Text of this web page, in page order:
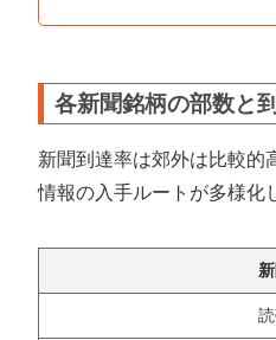
各新聞銘柄の部数と
新聞到達率は郊外は比較的
情報の入手ルートが多様化